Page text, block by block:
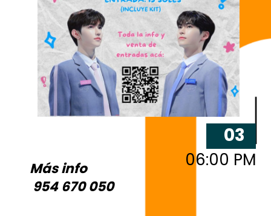
954 670 050
Más info
03
06:00 PM